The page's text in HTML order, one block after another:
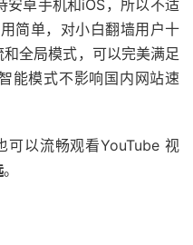
安卓手机和iOS，所以不适
简单，对小白翻墙用户十
全局模式，可以完美满足
能模式不影响国内网站速
以流畅观看YouTube 视
。